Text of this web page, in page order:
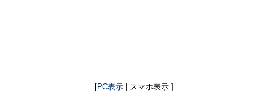
[PC表示 | スマホ表示 ]